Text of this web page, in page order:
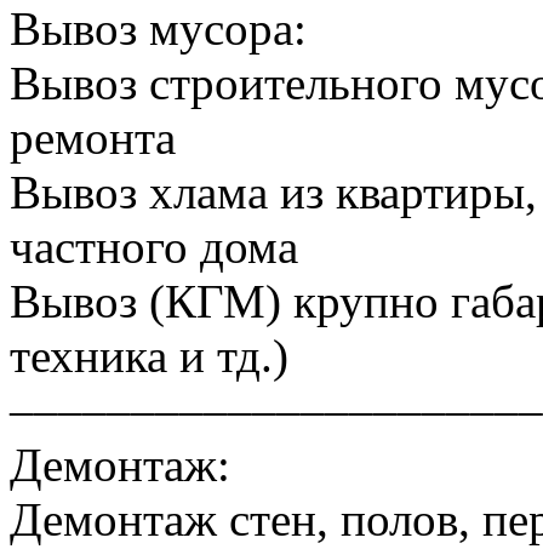
Вывоз мусора:
Вывоз строительного
ремонта
Вывоз хлама из
частного дома
Вывоз (КГМ) крупно
техника и тд.)
Демонтаж:
Демонтаж стен, полов,